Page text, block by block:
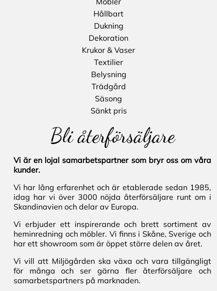
Hållbart
Dukning
Dekoration
Krukor & Vaser
Textilier
Belysning
Trädgård
Säsong
Sänkt pris
Bli återförsäljare
Vi är en lojal samarbetspartner som bryr oss om våra
kunder.
Vi har lång erfarenhet och är etablerade sedan 1985,
idag har vi över 3000 nöjda återförsäljare runt om i
Skandinavien och delar av Europa.
Vi erbjuder ett inspirerande och brett sortiment av
heminredning och möbler. Vi finns i Skåne, Sverige och
har ett showroom som är öppet större delen av året.
Vi vill att Miljögården ska växa och vara tillgängligt
för många och ser gärna fler återförsäljare och
samarbetspartners på marknaden.